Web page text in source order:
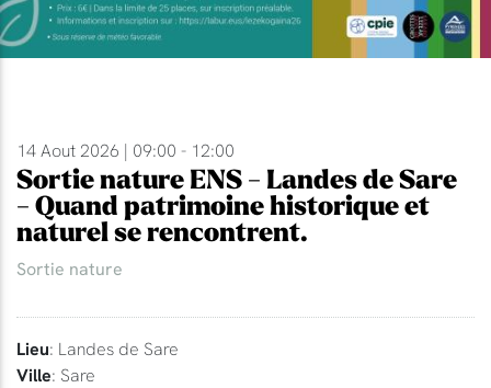
14 Aout 2026 | 09:00 - 12:00
Sortie nature ENS - Landes de Sare
- Quand patrimoine historique et
naturel se rencontrent.
Sortie nature
Lieu: Landes de Sare
Ville: Sare